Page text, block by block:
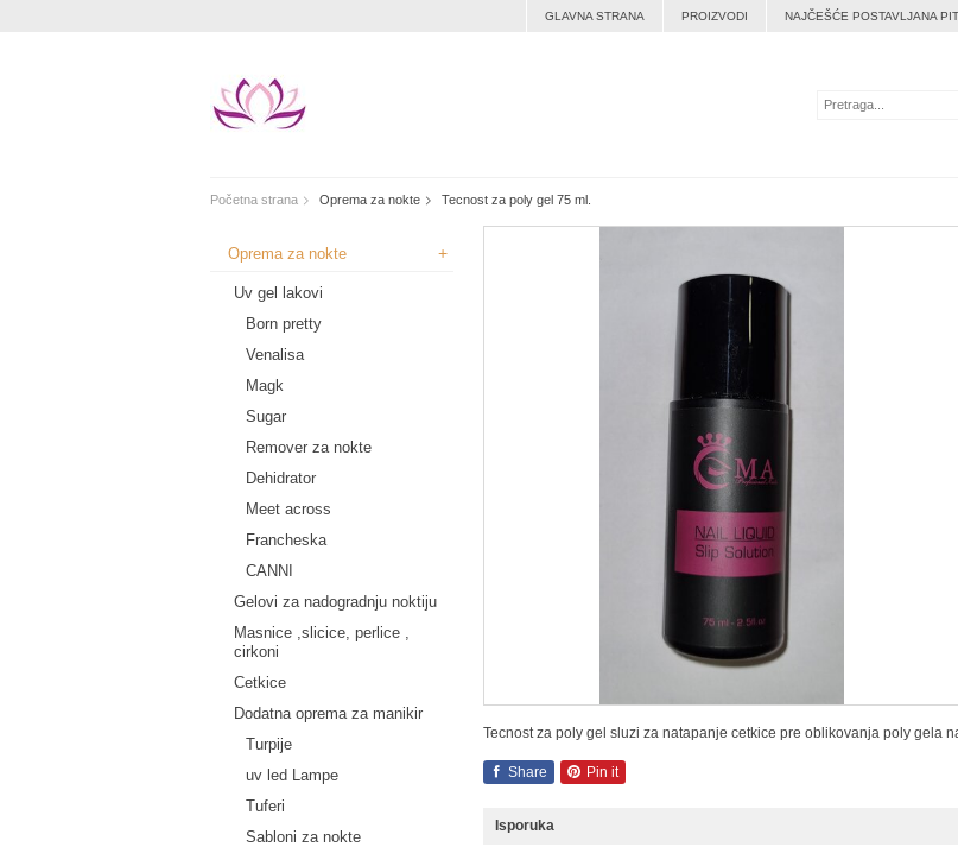
GLAVNA STRANA PROIZVODI NAJČEŠĆE POSTAVLJANA
Početna strana Oprema za nokte Tecnost za poly gel 75 ml.
Oprema za nokte +
Uv gel lakovi
Born pretty
Venalisa
Magk
Sugar
Remover za nokte
Dehidrator
Meet across
Francheska
CANNI
Gelovi za nadogradnju noktiju
Masnice ,slicice, perlice ,
cirkoni
Cetkice
Dodatna oprema za manikir
Turpije
uv led Lampe
Tuferi
Sabloni za nokte
Tecnost za poly gel sluzi za natapanje cetkice pre oblikovanja poly gela
Share Pin it
Isporuka